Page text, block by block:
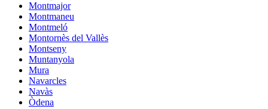
Montmajor
Montmaneu
Montmeló
Montornès del Vallès
Montseny
Muntanyola
Mura
Navarcles
Navàs
Òdena